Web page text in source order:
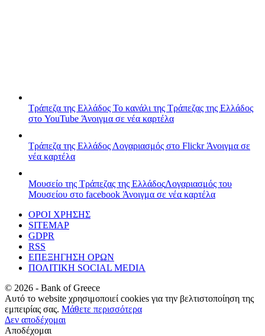
Τράπεζα της Ελλάδος Το κανάλι της Τράπεζας της Ελλάδος
στο YouTube Άνοιγμα σε νέα καρτέλα
Τράπεζα της Ελλάδος Λογαριασμός στο FlickrΆνοιγμα σε
νέα καρτέλα
Μουσείο της Τράπεζας της ΕλλάδοςΛογαριασμός του
Μουσείου στο facebook Άνοιγμα σε νέα καρτέλα
ΟΡΟΙ ΧΡΗΣΗΣ
SITEMAP
GDPR
RSS
ΕΠΕΞΗΓΗΣΗ ΟΡΩΝ
ΠΟΛΙΤΙΚΗ SOCIAL MEDIA
© 2026 - Bank of Greece
Αυτό το website χρησιμοποιεί cookies για την βελτιστοποίηση της
εμπειρίας σας. Μάθετε περισσότερα
Δεν αποδέχομαι
Αποδέχομαι